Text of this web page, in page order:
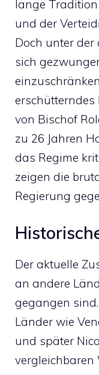
lange
und der
Doch unter der
sich
erschütterndes
von Bischof
zu 26 Jahren
das Regime
zeigen die
Regierung
Der aktuelle
an andere
gegangen
Länder wie
und später
vergleichbaren